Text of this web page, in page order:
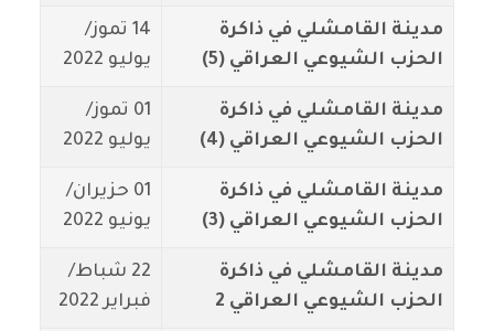
مدينة القامشلي في ذاكرة
الحزب الشيوعي العراقي (5)
14 تموز/
يوليو 2022
مدينة القامشلي في ذاكرة
الحزب الشيوعي العراقي (4)
01 تموز/
يوليو 2022
مدينة القامشلي في ذاكرة
الحزب الشيوعي العراقي (3)
01 حزيران/
يونيو 2022
مدينة القامشلي في ذاكرة
الحزب الشيوعي العراقي 2
22 شباط/
فبراير 2022